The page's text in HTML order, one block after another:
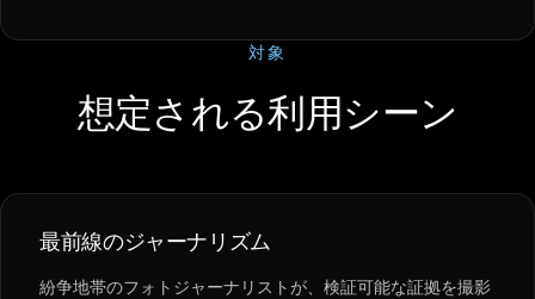
対象
想定される利用シーン
最前線のジャーナリズム
紛争地帯のフォトジャーナリストが、検証可能な証拠を撮影